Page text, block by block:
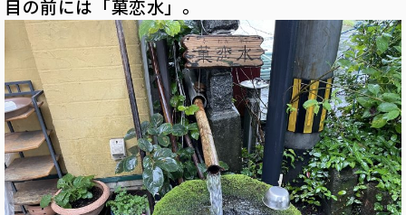
目の前には「菓恋水」。